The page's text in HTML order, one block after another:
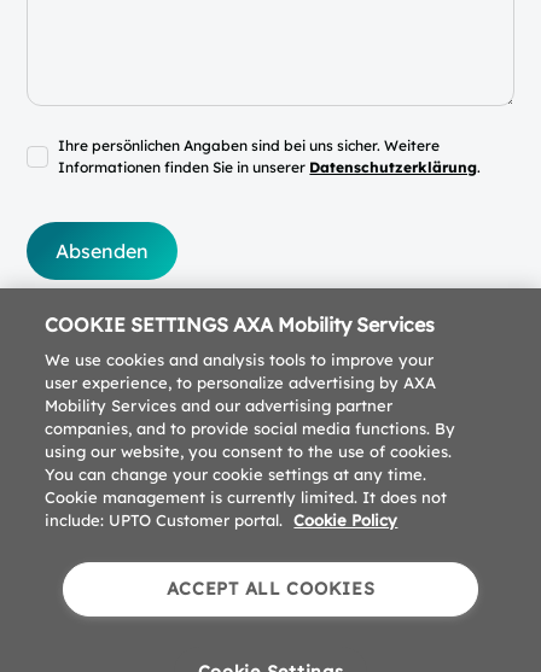
Ihre persönlichen Angaben sind bei uns sicher. Weitere
Informationen finden Sie in unserer Datenschutzerklärung.
Impressum
Downloads
Cookie Preferences
COOKIE SETTINGS AXA Mobility Services
We use cookies and analysis tools to improve your
user experience, to personalize advertising by AXA
Mobility Services and our advertising partner
companies, and to provide social media functions. By
using our website, you consent to the use of cookies.
You can change your cookie settings at any time.
Cookie management is currently limited. It does not
include: UPTO Customer portal.
Cookie Policy
ACCEPT ALL COOKIES